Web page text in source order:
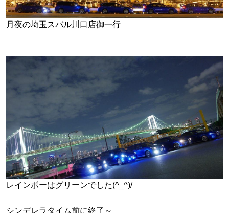
月夜の埼玉スバル川口店御一行
レインボーはグリーンでした(^_^)/
シンデレラタイム前に終了～